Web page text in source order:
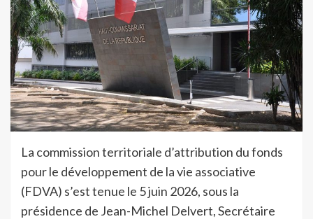
La commission territoriale d’attribution du fonds
pour le développement de la vie associative
(FDVA) s’est tenue le 5 juin 2026, sous la
présidence de Jean-Michel Delvert, Secrétaire